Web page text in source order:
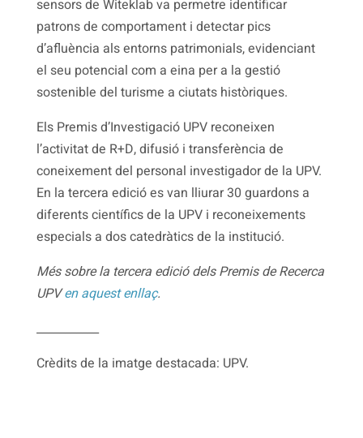
sensors de Witeklab va permetre identificar
patrons de comportament i detectar pics
d’afluència als entorns patrimonials, evidenciant
el seu potencial com a eina per a la gestió
sostenible del turisme a ciutats històriques.
Els Premis d’Investigació UPV reconeixen
l’activitat de R+D, difusió i transferència de
coneixement del personal investigador de la UPV.
En la tercera edició es van lliurar 30 guardons a
diferents científics de la UPV i reconeixements
especials a dos catedràtics de la institució.
Més sobre la tercera edició dels Premis de Recerca
UPVen aquest enllaç.
___________
Crèdits de la imatge destacada: UPV.